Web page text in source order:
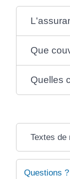
Que
Quelles
Textes de
Questions